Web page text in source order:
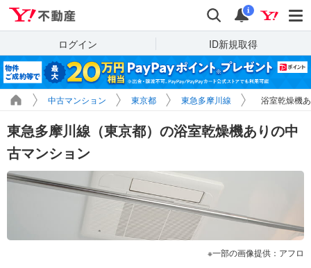
検索 通知
i
ログイン ID新規取得
中古マンション 東京都 東急多摩川線 浴室乾燥機
東急多摩川線（東京都）の浴室乾燥機ありの中
古マンション
一部の画像提供：アフロ